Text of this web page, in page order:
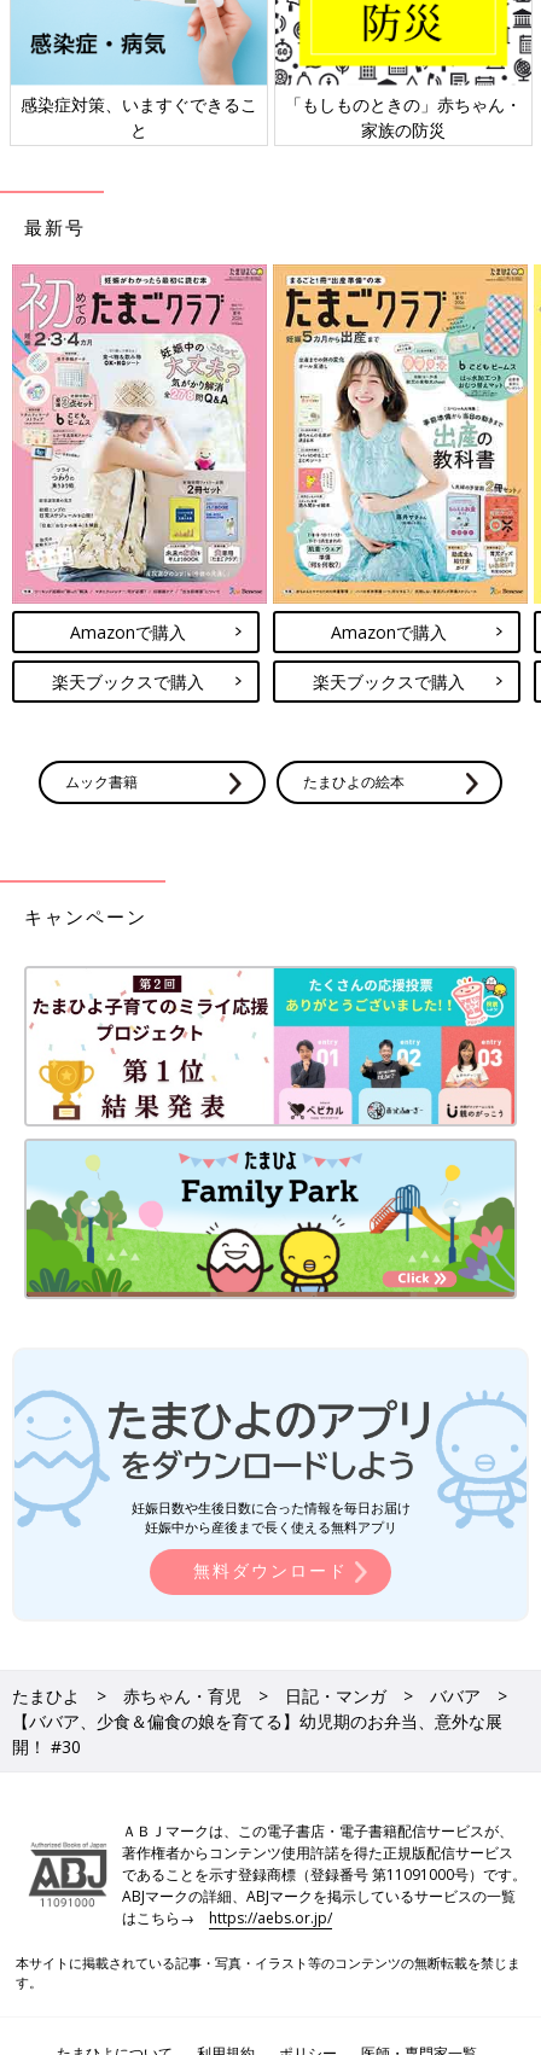
検索魔になった結果、「外でお弁当を食べたら、食欲も湧くので
は！？」なんてことを思いついたババア。
朝からせっせとお弁当を作り、公園や子育て支援センターでお弁
当を広げる日々が続きました。でも…やっぱり食べな〜〜い！！
周りのお子さんはパクパク美味しそうにお弁当を食べているの
に、娘はほとんど食べずに駆け回る…。
うことになったのでした。
結果はまさかの「急に食べるようになった」でビックリーッ！！
何かを完食するということがほぼなかった娘なので、感動もひと
しおでした。
もちろん食べない日もまだまだありますし、偏食は続行中で。漫
画に描いたように、「もずくしか食べてないじゃん…。」みたい
な日も…。
でも、これまでの落ち込みの日々を思うと、少しずつ娘は成長し
ていっているのだろうなぁなんて励まされます。
たくさん食べるお子さんも、そうでないお子さんも。子育ての大
変さはそれぞれ！！
無理せず、それぞれのペースでやっていきたいものですね〜。皆
様、今日もお疲れ様ですッ！！
それではまた次回！
関連記事：【管理栄養士のババアが考えたッ！】子どもの食べ物
【ババア】
2歳の娘を育てている主婦。イタリアに住んでいた頃の思い出話
食の娘を育てる】落
ち込んでばかりの乳
児期！ #29
る】未来からのメッセ
ージ！？ #31
感染症対策、いますぐできるこ
と
「もしものときの」赤ちゃん・
家族の防災
最新号
Amazonで購入
楽天ブックスで購入
Amazonで購入
楽天ブックスで購入
ムック書籍 たまひよの絵本
キャンペーン
妊娠日数や生後日数に合った情報を毎日お届け
妊娠中から産後まで長く使える無料アプリ
無料ダウンロード
たまひよ 赤ちゃん・育児 日記・マンガ
ババア
【ババア、少食＆偏食の娘を育てる】幼児期のお弁当、意外な展
開！ #30
ＡＢＪマークは、この電子書店・電子書籍配信サービスが、
著作権者からコンテンツ使用許諾を得た正規版配信サービス
であることを示す登録商標（登録番号 第11091000号）です。
ABJマークの詳細、ABJマークを掲示しているサービスの一覧
はこちら→https://aebs.or.jp/
本サイトに掲載されている記事・写真・イラスト等のコンテンツの無断転載を禁じま
す。